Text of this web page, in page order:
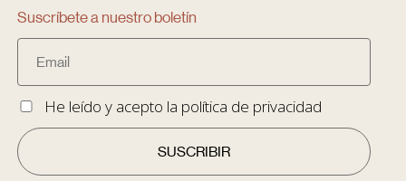
Suscríbete a nuestro boletín
He leído y acepto la política de privacidad